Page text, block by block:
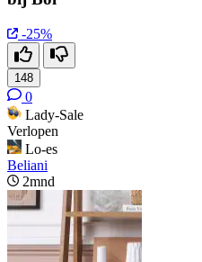
-25%
148
0
Lady-Sale
Verlopen
Lo-es
Beliani
2mnd